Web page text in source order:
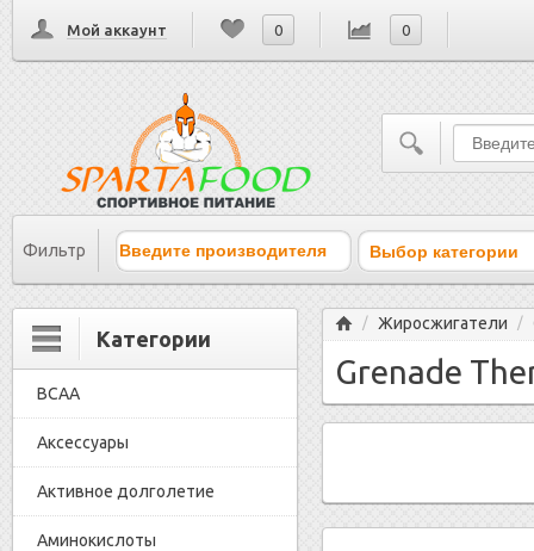
Мой аккаунт 0 0
Фильтр Выбор категории
Категории
BCAA
Аксессуары
Активное долголетие
Аминокислоты
Главная
/ Жиросжигатели /
Grenade